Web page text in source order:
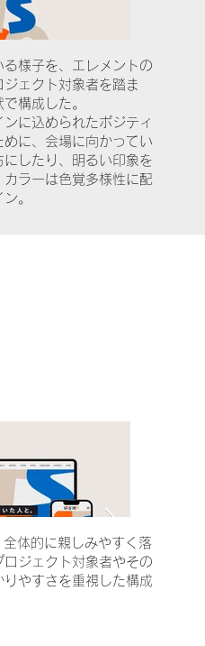
様子を、エレメントの
ェクト対象者を踏ま
構成した。
ンに込められたポジティ
に、会場に向かってい
したり、明るい印象を
ラーは色覚多様性に配
。
体的に親しみやすく落
ジェクト対象者やその
やすさを重視した構成